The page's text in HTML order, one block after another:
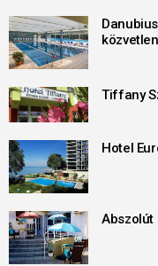
Tiffany
Hotel
Abszolút